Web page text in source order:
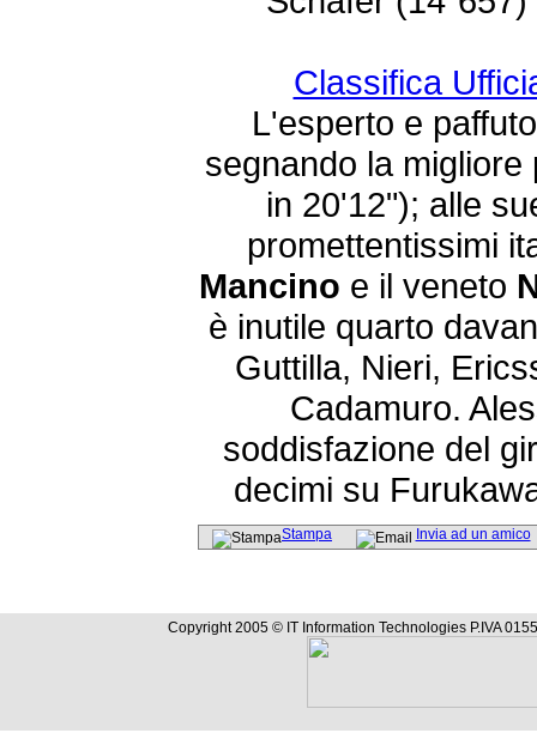
Classifica
L'esperto e
segnando la
in 20'12"); alle
promettentissimi
Mancino e il veneto
è inutile quarto
Guttilla, Nieri,
Cadamuro.
soddisfazione del
decimi su
Stampa Invia ad un amico
Copyright 2005 © IT Information Technologies P.IVA